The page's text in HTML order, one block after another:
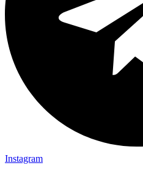
Instagram